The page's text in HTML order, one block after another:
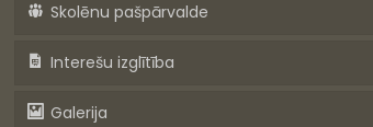
Skolēnu pašpārvalde
Interešu izglītība
Galerija